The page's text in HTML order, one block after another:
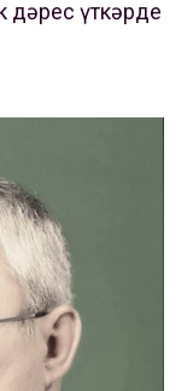
дәрес үткәрде